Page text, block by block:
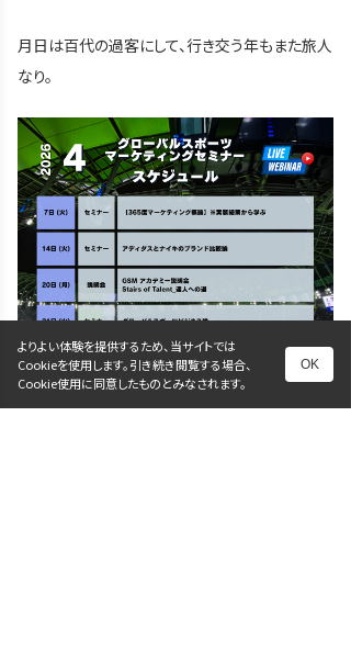
月日は百代の過客にして、行き交う年もまた旅人
なり。
よりよい体験を提供するため、当サイトでは
Cookieを使用します。引き続き閲覧する場合、
Cookie使用に同意したものとみなされます。
OK